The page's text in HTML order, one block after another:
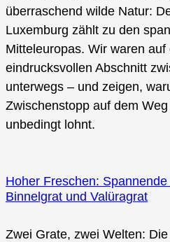
überraschend wilde Natur:
Luxemburg zählt zu den
Mitteleuropas. Wir waren
eindrucksvollen Abschnitt
unterwegs – und zeigen,
Zwischenstopp auf dem
unbedingt lohnt.
Hoher Freschen:
Binnelgrat und Valüragrat
Zwei Grate, zwei Welten: